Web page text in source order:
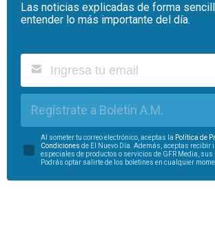
Las noticias explicadas de forma
entender lo más importante del día.
Regístrate a Boletín A.M.
Al someter tu correo electrónico, aceptas la Política de
Condiciones de El Nuevo Día. Además, aceptas recibir
especiales de productos o servicios de GFR Media, sus
Podrás optar salirte de los boletines en cualquier